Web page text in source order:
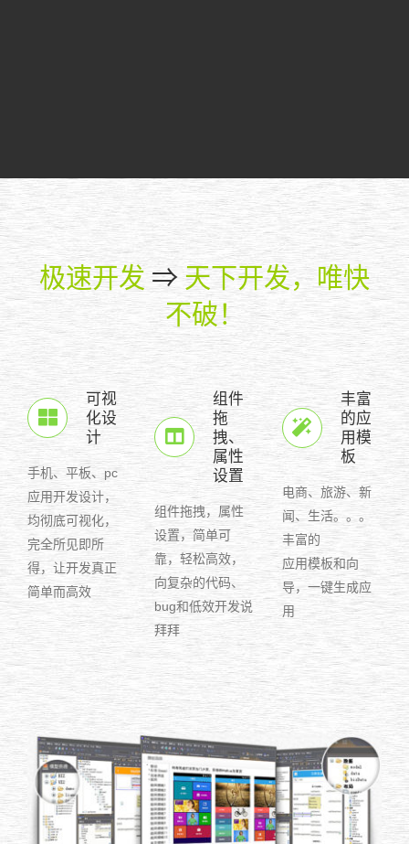
极速开发 ⇒ 天下开发，唯快
不破！
可视
化设
计
手机、平板、pc
应用开发设计，
均彻底可视化，
完全所见即所
得，让开发真正
简单而高效
组件
拖
拽、
属性
设置
组件拖拽，属性
设置，简单可
靠，轻松高效，
向复杂的代码、
bug和低效开发说
拜拜
丰富
的应
用模
板
电商、旅游、新
闻、生活。。。
丰富的
应用模板和向
导，一键生成应
用